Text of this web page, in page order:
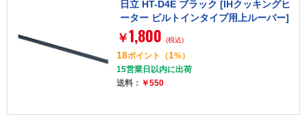
日立 HT-D4E ブラック [IHクッキングヒ
ーター ビルトインタイプ用上ルーバー]
￥1,800 (税込)
18ポイント （1%）
15営業日以内に出荷
送料： ￥550